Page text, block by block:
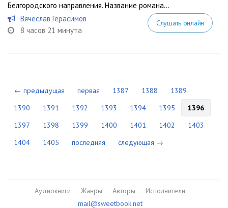
Белгородского направления. Название романа...
Вячеслав Герасимов
8 часов 21 минута
Слушать онлайн
← предыдущая первая 1387 1388
1389
1390
1391 1392 1393 1394 1395
1396
1397
1398 1399 1400 1401 1402
1403
1404
1405 последняя следующая →
Аудиокниги Жанры Авторы
Исполнители
mail@sweetbook.net